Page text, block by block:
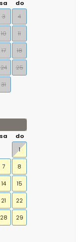
sa
do
3 4
10 11
17 18
24 25
31
sa
do
1
7 8
14 15
21 22
28 29